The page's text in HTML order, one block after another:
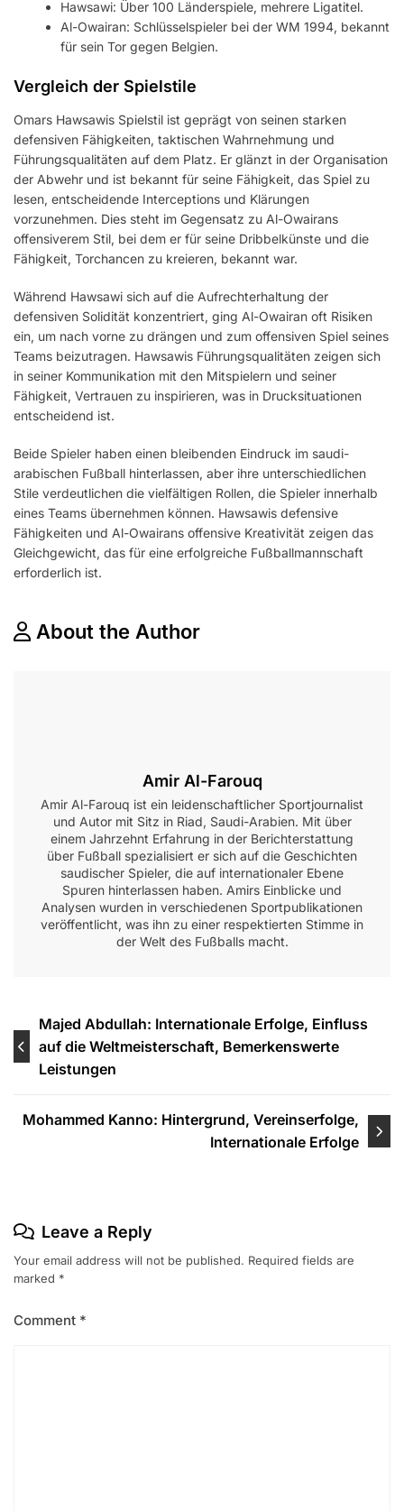
Hawsawi: Über 100 Länderspiele, mehrere Ligatitel.
Al-Owairan: Schlüsselspieler bei der WM 1994, bekannt
für sein Tor gegen Belgien.
Vergleich der Spielstile
Omars Hawsawis Spielstil ist geprägt von seinen starken
defensiven Fähigkeiten, taktischen Wahrnehmung und
Führungsqualitäten auf dem Platz. Er glänzt in der Organisation
der Abwehr und ist bekannt für seine Fähigkeit, das Spiel zu
lesen, entscheidende Interceptions und Klärungen
vorzunehmen. Dies steht im Gegensatz zu Al-Owairans
offensiverem Stil, bei dem er für seine Dribbelkünste und die
Fähigkeit, Torchancen zu kreieren, bekannt war.
Während Hawsawi sich auf die Aufrechterhaltung der
defensiven Solidität konzentriert, ging Al-Owairan oft Risiken
ein, um nach vorne zu drängen und zum offensiven Spiel seines
Teams beizutragen. Hawsawis Führungsqualitäten zeigen sich
in seiner Kommunikation mit den Mitspielern und seiner
Fähigkeit, Vertrauen zu inspirieren, was in Drucksituationen
entscheidend ist.
Beide Spieler haben einen bleibenden Eindruck im saudi-
arabischen Fußball hinterlassen, aber ihre unterschiedlichen
Stile verdeutlichen die vielfältigen Rollen, die Spieler innerhalb
eines Teams übernehmen können. Hawsawis defensive
Fähigkeiten und Al-Owairans offensive Kreativität zeigen das
Gleichgewicht, das für eine erfolgreiche Fußballmannschaft
erforderlich ist.
About the Author
Amir Al-Farouq
Amir Al-Farouq ist ein leidenschaftlicher Sportjournalist
und Autor mit Sitz in Riad, Saudi-Arabien. Mit über
einem Jahrzehnt Erfahrung in der Berichterstattung
über Fußball spezialisiert er sich auf die Geschichten
saudischer Spieler, die auf internationaler Ebene
Spuren hinterlassen haben. Amirs Einblicke und
Analysen wurden in verschiedenen Sportpublikationen
veröffentlicht, was ihn zu einer respektierten Stimme in
der Welt des Fußballs macht.
Post
navigation
Majed Abdullah: Internationale Erfolge, Einfluss
auf die Weltmeisterschaft, Bemerkenswerte
Leistungen
Mohammed Kanno: Hintergrund, Vereinserfolge,
Internationale Erfolge
Leave a Reply
Your email address will not be published. Required fields are
marked *
Comment *